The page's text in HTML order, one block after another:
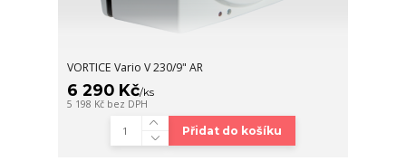
VORTICE Vario V 230/9" AR
6 290 Kč/ks
5 198 Kč bez DPH
Přidat do košíku